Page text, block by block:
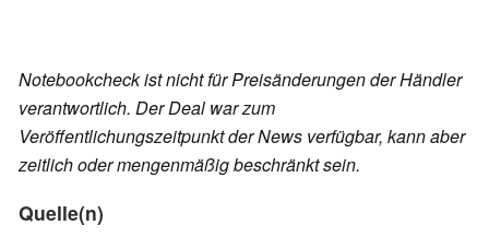
Notebookcheck ist nicht für Preisänderungen der Händler
verantwortlich. Der Deal war zum
Veröffentlichungszeitpunkt der News verfügbar, kann aber
zeitlich oder mengenmäßig beschränkt sein.
Quelle(n)